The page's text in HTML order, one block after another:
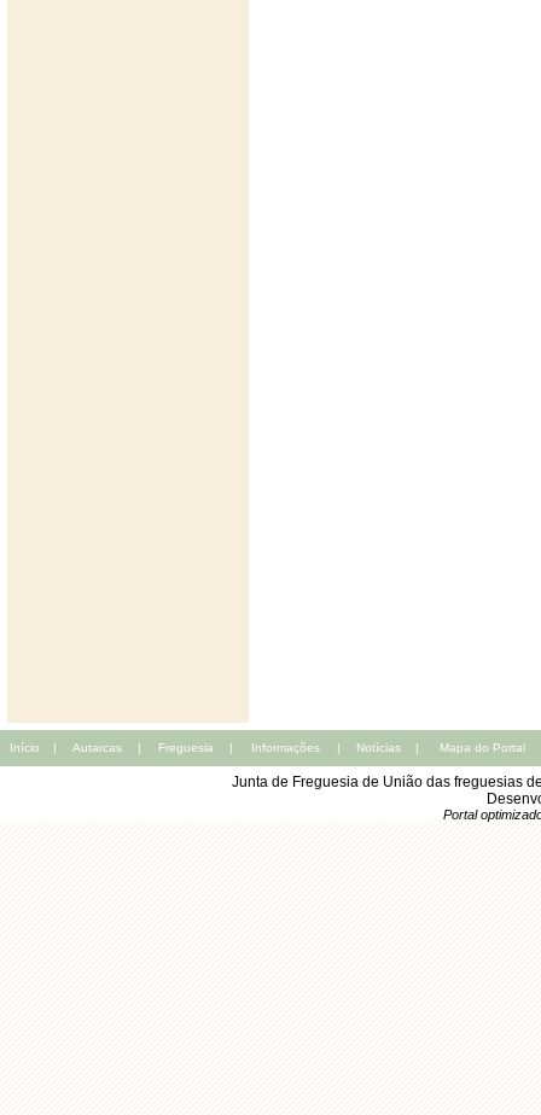
Início | Autarcas | Freguesia | Informações | Notícias | Mapa do Portal
Junta de Freguesia de União das freguesias
Portal